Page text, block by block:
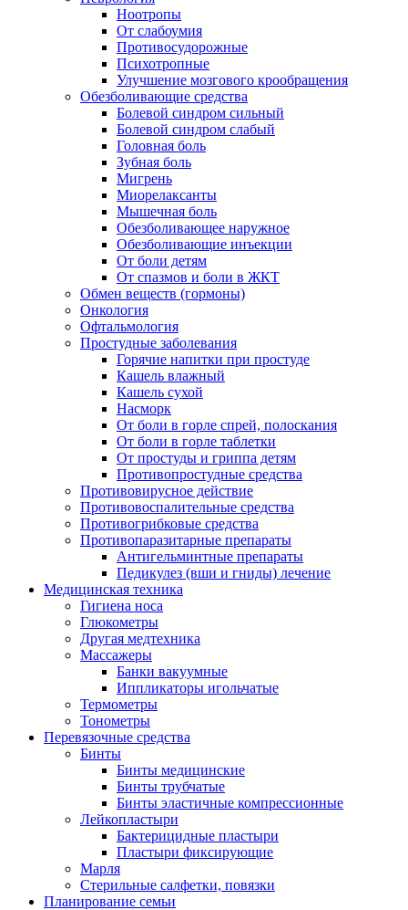
Ноотропы
От слабоумия
Противосудорожные
Психотропные
Улучшение мозгового крообращения
Обезболивающие средства
Болевой синдром сильный
Болевой синдром слабый
Головная боль
Зубная боль
Мигрень
Миорелаксанты
Мышечная боль
Обезболивающее наружное
Обезболивающие инъекции
От боли детям
От спазмов и боли в ЖКТ
Обмен веществ (гормоны)
Онкология
Офтальмология
Простудные заболевания
Горячие напитки при простуде
Кашель влажный
Кашель сухой
Насморк
От боли в горле спрей, полоскания
От боли в горле таблетки
От простуды и гриппа детям
Противопростудные средства
Противовирусное действие
Противовоспалительные средства
Противогрибковые средства
Противопаразитарные препараты
Антигельминтные препараты
Педикулез (вши и гниды) лечение
Медицинская техника
Гигиена носа
Глюкометры
Другая медтехника
Массажеры
Банки вакуумные
Иппликаторы игольчатые
Термометры
Тонометры
Перевязочные средства
Бинты
Бинты медицинские
Бинты трубчатые
Бинты эластичные компрессионные
Лейкопластыри
Бактерицидные пластыри
Пластыри фиксирующие
Марля
Стерильные салфетки, повязки
Планирование семьи